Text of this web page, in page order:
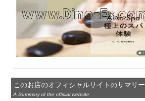
このお店のオフィシャルサイトのサマリー
A Summary of the official website